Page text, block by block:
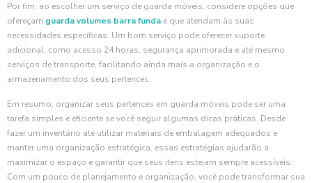
Por fim, ao escolher um serviço de guarda móveis, considere opções que
ofereçam guarda volumes barra funda e que atendam às suas
necessidades específicas. Um bom serviço pode oferecer suporte
adicional, como acesso 24 horas, segurança aprimorada e até mesmo
serviços de transporte, facilitando ainda mais a organização e o
armazenamento dos seus pertences.
Em resumo, organizar seus pertences em guarda móveis pode ser uma
tarefa simples e eficiente se você seguir algumas dicas práticas. Desde
fazer um inventário até utilizar materiais de embalagem adequados e
manter uma organização estratégica, essas estratégias ajudarão a
maximizar o espaço e garantir que seus itens estejam sempre acessíveis.
Com um pouco de planejamento e organização, você pode transformar sua